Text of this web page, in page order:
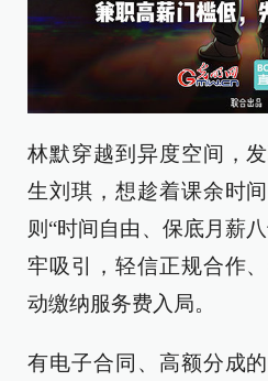
林默穿越到异度空间，
生刘琪，想趁着课余时
则“时间自由、保底月薪
牢吸引，轻信正规合作
动缴纳服务费入局。
有电子合同、高额分成